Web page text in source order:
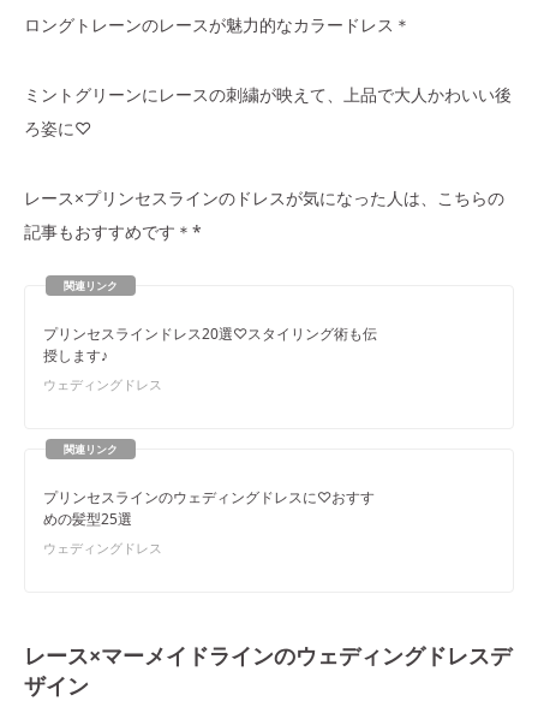
ロングトレーンのレースが魅力的なカラードレス＊
ミントグリーンにレースの刺繍が映えて、上品で大人かわいい後
ろ姿に♡
レース×プリンセスラインのドレスが気になった人は、こちらの
記事もおすすめです＊*
プリンセスラインドレス20選♡スタイリング術も伝
授します♪
ウェディングドレス
プリンセスラインのウェディングドレスに♡おすす
めの髪型25選
ウェディングドレス
レース×マーメイドラインのウェディングドレスデ
ザイン